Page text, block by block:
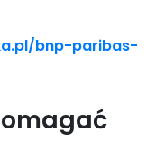
bnp-paribas-